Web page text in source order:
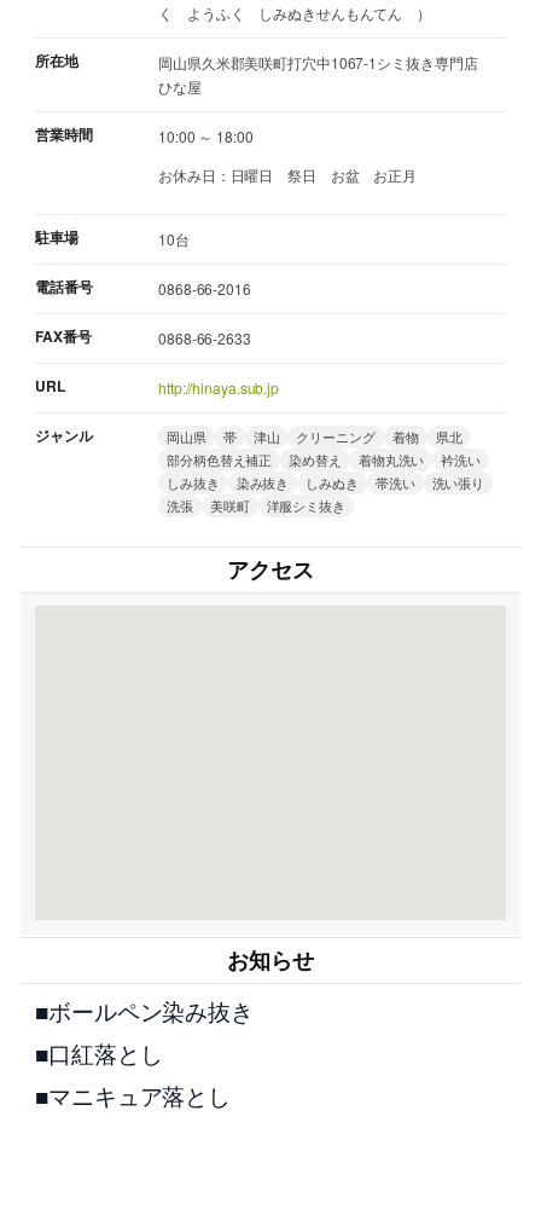
く ようふく しみぬきせんもんてん ）
所在地
岡山県久米郡美咲町打穴中1067-1シミ抜き専門店
ひな屋
営業時間
10:00 ～ 18:00
お休み日：日曜日 祭日 お盆 お正月
駐車場 10台
電話番号 0868-66-2016
FAX番号 0868-66-2633
URL http://hinaya.sub.jp
ジャンル 岡山県 帯 津山 クリーニング 着物
県北
部分柄色替え補正
染め替え 着物丸洗い
衿洗い
しみ抜き
染み抜き しみぬき 帯洗い
洗い張り
洗張
美咲町 洋服シミ抜き
アクセス
お知らせ
■ボールペン染み抜き
■口紅落とし
■マニキュア落とし